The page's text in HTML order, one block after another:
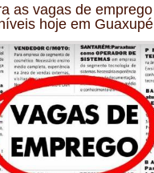
as vagas de emprego
hoje em Guaxupé